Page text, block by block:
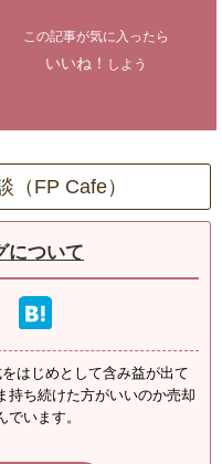
この記事が気に入ったら
いいね！ しよう
（FP Cafe）
について
はじめとして含み益が出て
持ち続けた方がいいのか売却
います。